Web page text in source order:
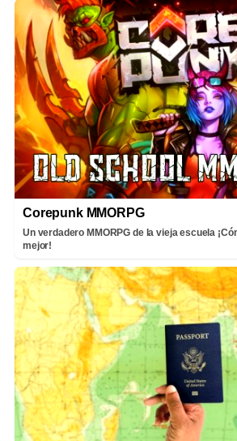
Corepunk MMORPG
Un verdadero MMORPG de la vieja escuela
mejor!